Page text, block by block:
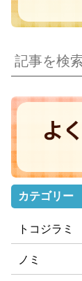
カテゴリー
トコジラミ
ノミ